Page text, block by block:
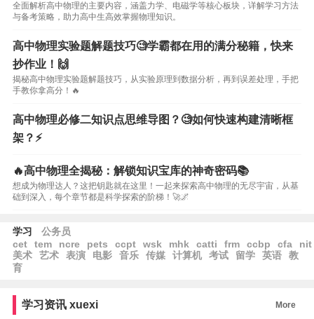
全面解析高中物理的主要内容，涵盖力学、电磁学等核心板块，详解学习方法
与备考策略，助力高中生高效掌握物理知识。
高中物理实验题解题技巧🧐学霸都在用的满分秘籍，快来
抄作业！🙌
揭秘高中物理实验题解题技巧，从实验原理到数据分析，再到误差处理，手把
手教你拿高分！🔥
高中物理必修二知识点思维导图？🧐如何快速构建清晰框
架？⚡️
🔥高中物理全揭秘：解锁知识宝库的神奇密码📚
想成为物理达人？这把钥匙就在这里！一起来探索高中物理的无尽宇宙，从基
础到深入，每个章节都是科学探索的阶梯！🚀🌌
学习
公务员
cet
tem ncre pets ccpt wsk mhk catti frm ccbp cfa
nit
美术
艺术 表演 电影 音乐 传媒 计算机 考试 留学 英语
教
育
学习资讯 xuexi More